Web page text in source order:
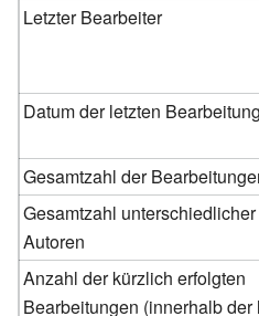
Letzter Bearbeiter
Datum der letzten Bearbeitung
Gesamtzahl der
Gesamtzahl unterschiedlicher
Autoren
Anzahl der kürzlich erfolgten
Bearbeitungen (innerhalb der